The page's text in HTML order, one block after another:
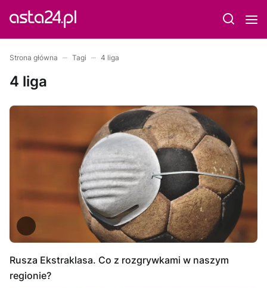
Strona główna Tagi 4 liga
4 liga
Rusza Ekstraklasa. Co z rozgrywkami w naszym
regionie?